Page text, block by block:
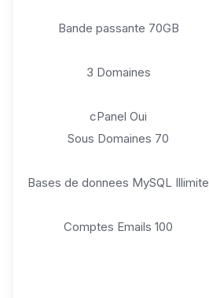
Bande passante 70GB
3 Domaines
cPanel Oui
Sous Domaines 70
Bases de donnees MySQL Illimite
Comptes Emails 100